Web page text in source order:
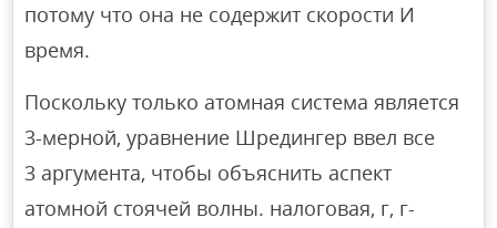
потому что она не содержит скорости И
время.
Поскольку только атомная система является
3-мерной, уравнение Шредингер ввел все
3 аргумента, чтобы объяснить аспект
атомной стоячей волны. налоговая, г, г-